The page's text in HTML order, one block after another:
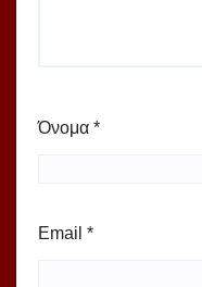
Όνομα *
Email *